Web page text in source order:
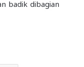
badik dibagian